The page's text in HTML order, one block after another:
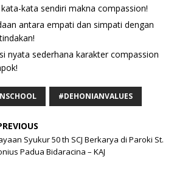
kata-kata sendiri makna compassion!
antara empati dan simpati dengan
nyata sederhana karakter compassion
#DEHONIANVALUES
Syukur 50 th SCJ Berkarya di Paroki St.
Padua Bidaracina – KAJ